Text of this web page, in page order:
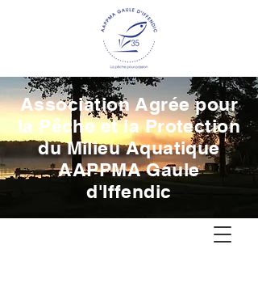
Association Agrée pour
la Pêche et la Protection
du Milieu Aquatique
AAPPMA Gaule
d'Iffendic